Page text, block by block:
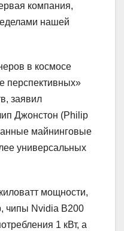
компания,
нашей
в космосе
перспективных»
заявил
Джонстон (Philip
майнинговые
универсальных
мощности,
чипы Nvidia B200
1 кВт, а